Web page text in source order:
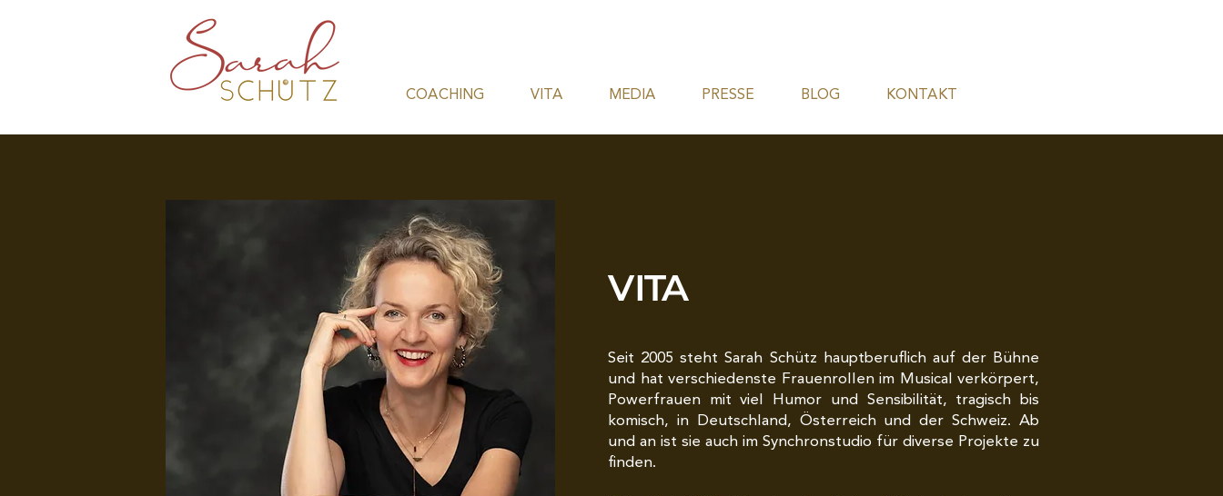
COACHING VITA MEDIA PRESSE BLOG KONTAKT
VITA
Seit 2005 steht Sarah Schütz hauptberuflich auf der Bühne
und hat verschiedenste Frauenrollen im Musical verkörpert,
Powerfrauen mit viel Humor und Sensibilität, tragisch bis
komisch, in Deutschland, Österreich und der Schweiz. Ab
und an ist sie auch im Synchronstudio für diverse Projekte zu
finden.